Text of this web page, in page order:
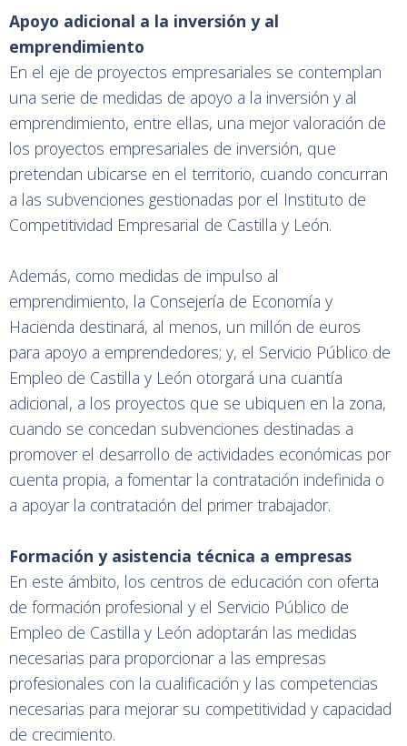
Apoyo adicional a la inversión y al
emprendimiento
En el eje de proyectos empresariales se contemplan
una serie de medidas de apoyo a la inversión y al
emprendimiento, entre ellas, una mejor valoración de
los proyectos empresariales de inversión, que
pretendan ubicarse en el territorio, cuando concurran
a las subvenciones gestionadas por el Instituto de
Competitividad Empresarial de Castilla y León.
Además, como medidas de impulso al
emprendimiento, la Consejería de Economía y
Hacienda destinará, al menos, un millón de euros
para apoyo a emprendedores; y, el Servicio Público de
Empleo de Castilla y León otorgará una cuantía
adicional, a los proyectos que se ubiquen en la zona,
cuando se concedan subvenciones destinadas a
promover el desarrollo de actividades económicas por
cuenta propia, a fomentar la contratación indefinida o
a apoyar la contratación del primer trabajador.
Formación y asistencia técnica a empresas
En este ámbito, los centros de educación con oferta
de formación profesional y el Servicio Público de
Empleo de Castilla y León adoptarán las medidas
necesarias para proporcionar a las empresas
profesionales con la cualificación y las competencias
necesarias para mejorar su competitividad y capacidad
de crecimiento.